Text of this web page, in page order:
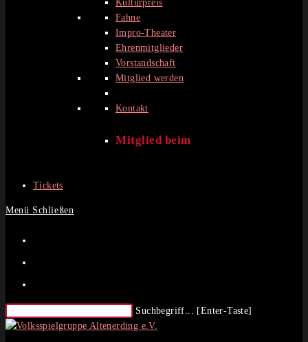
Kulturpreis
Fahne
Impro-Theater
Ehrenmitglieder
Vorstandschaft
Mitglied werden
Kontakt
Mitglied beim
Tickets
Menü Schließen
Website
Suchbegriff... [Enter-Taste]